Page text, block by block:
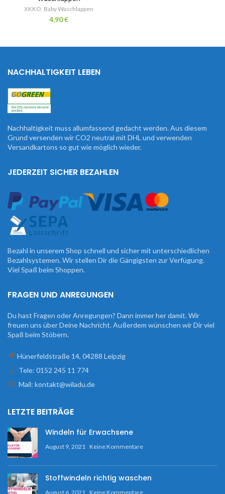
XKKO, Baby Waschlappen
4,90€
NACHHALTIGKEIT LEBEN
Nachhaltigkeit muss allumfassend gedacht werden. Aus diesem
Grund versenden wir CO2 neutral mit DHL und verwenden
Versandkartons so gut wie möglich wieder.
JEDERZEIT SICHER BEZAHLEN
Bezahl in unserem Shop schnell und sicher mit unterschiedlichen
Bezahlsystemen. Wir stellen Dir die Gängigsten zur Verfügung.
Viel Spaß beim Shoppen.
FRAGEN UND ANREGUNGEN
Du hast Fragen oder Anregungen? Dann immer her damit. Wir
freuen uns über Deine Nachricht. Außerdem wünschen wir Dir viel
Spaß beim Stöbern.
Hünerfeldstraße 14, 04288 Leipzig
Tele: 0152 245 11 774
Mail: kontakt@wiladu.de
LETZTE BEITRÄGE
Windeln für Erwachsene
August 9, 2021 Keine Kommentare
Stoffwindeln richtig waschen
August 6, 2021 Keine Kommentare